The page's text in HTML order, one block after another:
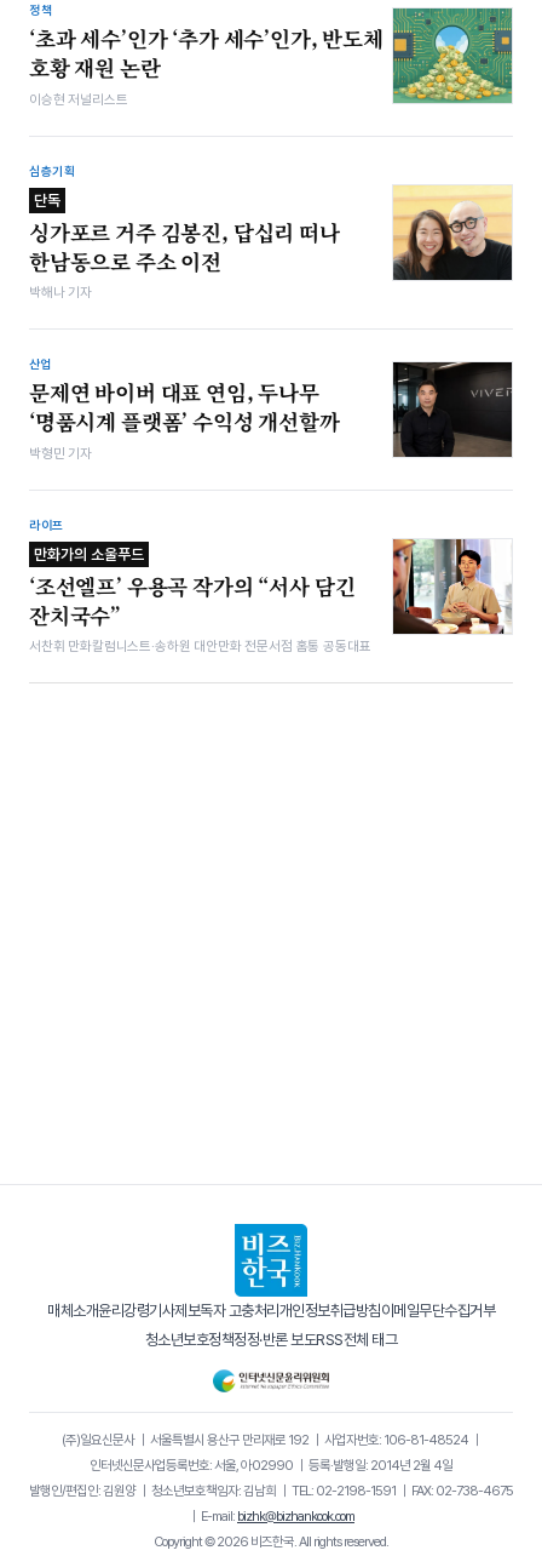
정책
‘초과 세수’인가 ‘추가 세수’인가, 반도체
호황 재원 논란
이승현 저널리스트
심층기획
단독
싱가포르 거주 김봉진, 답십리 떠나
한남동으로 주소 이전
박해나 기자
산업
문제연 바이버 대표 연임, 두나무
‘명품시계 플랫폼’ 수익성 개선할까
박형민 기자
라이프
만화가의 소울푸드
‘조선엘프’ 우용곡 작가의 “서사 담긴
잔치국수”
서찬휘 만화칼럼니스트·송하원 대안만화 전문서점 홈통 공동대표
매체소개윤리강령기사제보독자 고충처리 개인정보취급방침이메일무단수집거부
청소년보호정책정정·반론 보도RSS전체 태그
(주)일요신문사｜ 서울특별시 용산구 만리재로 192｜ 사업자번호: 106-81-48524｜
인터넷신문사업등록번호: 서울, 아02990
등록·발행일: 2014년 2월 4일
발행인/편집인: 김원양｜ 청소년보호책임자: 김남희 TEL: 02-2198-1591
FAX: 02-738-4675
E-mail: bizhk@bizhankook.com
Copyright © 2026 비즈한국. All rights reserved.